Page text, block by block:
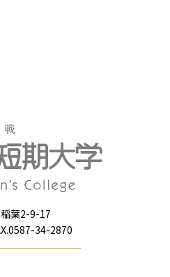
葉2-9-17
34-2870